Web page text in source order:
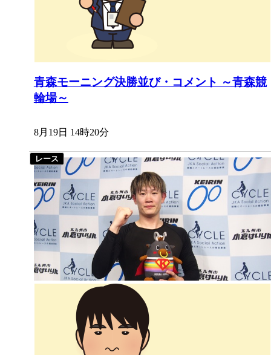
青森モーニング決勝並び・コメント ～青森競
輪場～
8月19日 14時20分